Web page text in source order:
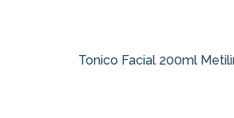
Tonico Facial 200ml